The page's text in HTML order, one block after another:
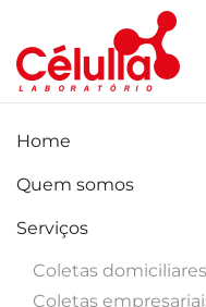
Skip to main
Home
Quem somos
Serviços
Coletas domiciliares
Coletas